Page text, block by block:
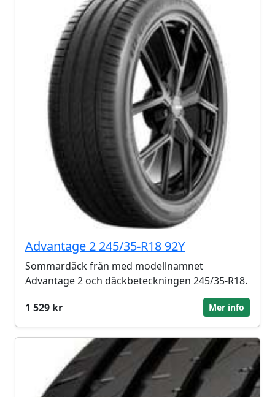
Advantage 2 245/35-R18 92Y
Sommardäck från med modellnamnet
Advantage 2 och däckbeteckningen 245/35-R18.
1 529 kr
Mer info